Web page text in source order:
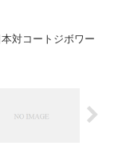
対コートジボワー